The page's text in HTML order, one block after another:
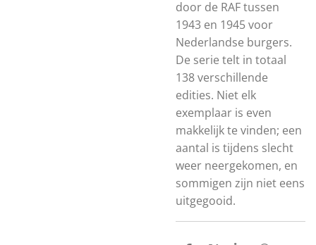
door de RAF tussen
1943 en 1945 voor
Nederlandse burgers.
De serie telt in totaal
138 verschillende
edities. Niet elk
exemplaar is even
makkelijk te vinden; een
aantal is tijdens slecht
weer neergekomen, en
sommigen zijn niet eens
uitgegooid.